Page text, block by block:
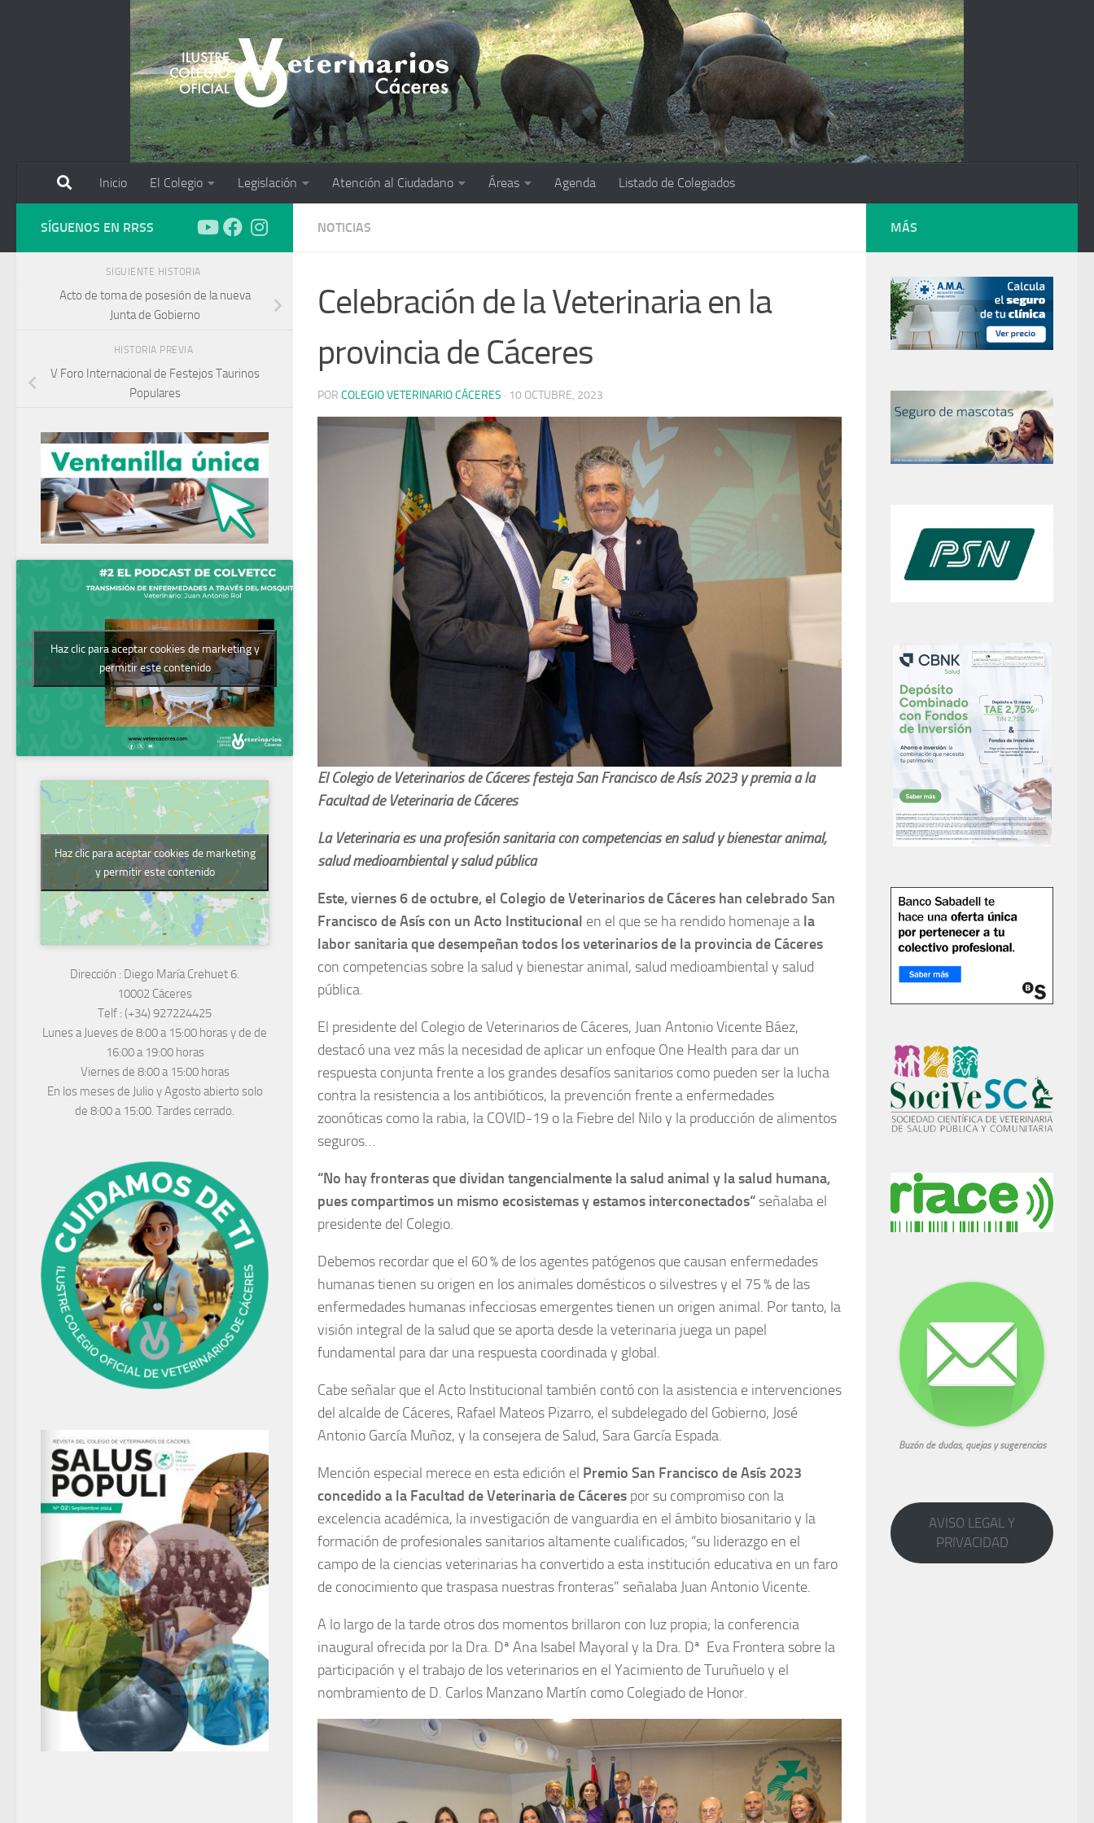
Inicio El Colegio Legislación Atención al Ciudadano Áreas Agenda Listado de Colegiados
NOTICIAS
Celebración de la Veterinaria en la
provincia de Cáceres
POR COLEGIO VETERINARIO CÁCERES · 10 OCTUBRE, 2023
El Colegio de Veterinarios de Cáceres festeja San Francisco de Asís 2023 y premia a la
Facultad de Veterinaria de Cáceres
La Veterinaria es una profesión sanitaria con competencias en salud y bienestar animal,
salud medioambiental y salud pública
Este, viernes 6 de octubre, el Colegio de Veterinarios de Cáceres han celebrado San
Francisco de Asís con un Acto Institucional en el que se ha rendido homenaje a la
labor sanitaria que desempeñan todos los veterinarios de la provincia de Cáceres
con competencias sobre la salud y bienestar animal, salud medioambiental y salud
pública.
El presidente del Colegio de Veterinarios de Cáceres, Juan Antonio Vicente Báez,
destacó una vez más la necesidad de aplicar un enfoque One Health para dar un
respuesta conjunta frente a los grandes desafíos sanitarios como pueden ser la lucha
contra la resistencia a los antibióticos, la prevención frente a enfermedades
zoonóticas como la rabia, la COVID-19 o la Fiebre del Nilo y la producción de alimentos
seguros…
“No hay fronteras que dividan tangencialmente la salud animal y la salud humana,
pues compartimos un mismo ecosistemas y estamos interconectados“ señalaba el
presidente del Colegio.
Debemos recordar que el 60 % de los agentes patógenos que causan enfermedades
humanas tienen su origen en los animales domésticos o silvestres y el 75 % de las
enfermedades humanas infecciosas emergentes tienen un origen animal. Por tanto, la
visión integral de la salud que se aporta desde la veterinaria juega un papel
fundamental para dar una respuesta coordinada y global.
Cabe señalar que el Acto Institucional también contó con la asistencia e intervenciones
del alcalde de Cáceres, Rafael Mateos Pizarro, el subdelegado del Gobierno, José
Antonio García Muñoz, y la consejera de Salud, Sara García Espada.
Mención especial merece en esta edición el Premio San Francisco de Asís 2023
concedido a la Facultad de Veterinaria de Cáceres por su compromiso con la
excelencia académica, la investigación de vanguardia en el ámbito biosanitario y la
formación de profesionales sanitarios altamente cualificados; “su liderazgo en el
campo de la ciencias veterinarias ha convertido a esta institución educativa en un faro
de conocimiento que traspasa nuestras fronteras” señalaba Juan Antonio Vicente.
A lo largo de la tarde otros dos momentos brillaron con luz propia; la conferencia
inaugural ofrecida por la Dra. Dª Ana Isabel Mayoral y la Dra. Dª Eva Frontera sobre la
participación y el trabajo de los veterinarios en el Yacimiento de Turuñuelo y el
nombramiento de D. Carlos Manzano Martín como Colegiado de Honor.
SÍGUENOS EN RRSS
SIGUIENTE HISTORIA
Acto de toma de posesión de la nueva
Junta de Gobierno
HISTORIA PREVIA
V Foro Internacional de Festejos Taurinos
Populares
Podcast del
Colegio de
Veterinarios
Haz clic para aceptar cookies de marketing y
permitir este contenido
Haz clic para aceptar cookies de marketing
y permitir este contenido
Dirección : Diego María Crehuet 6.
10002 Cáceres
Telf : (+34) 927224425
Lunes a Jueves de 8:00 a 15:00 horas y de de
16:00 a 19:00 horas
Viernes de 8:00 a 15:00 horas
En los meses de Julio y Agosto abierto solo
de 8:00 a 15:00. Tardes cerrado.
MÁS
Buzón de dudas, quejas y sugerencias
AVISO LEGAL Y
PRIVACIDAD